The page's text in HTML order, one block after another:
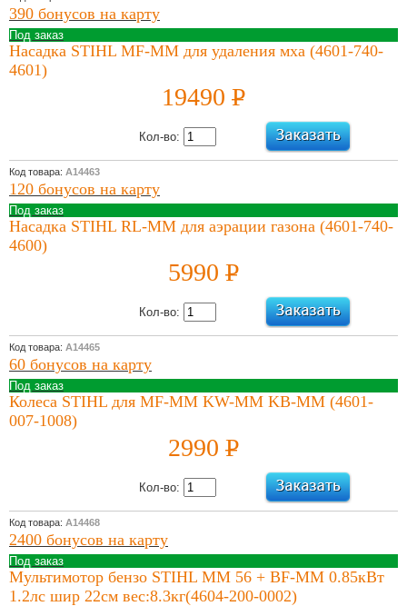
390 бонусов на карту
Под заказ
Насадка STIHL MF-MM для удаления мха (4601-740-
4601)
19490 P
УБ.
Кол-во:
Код товара: А14463
120 бонусов на карту
Под заказ
Насадка STIHL RL-MM для аэрации газона (4601-740-
4600)
5990 P
Кол-во:
Код товара: А14465
60 бонусов на карту
Под заказ
Колеса STIHL для MF-MM KW-MM KB-MM (4601-
007-1008)
2990 P
Кол-во:
Код товара: А14468
2400 бонусов на карту
Под заказ
Мультимотор бензо STIHL MM 56 + BF-MM 0.85кВт
1.2лс шир 22см вес:8.3кг(4604-200-0002)